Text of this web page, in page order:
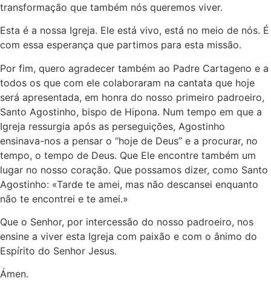
transformação que também nós queremos viver.
Esta é a nossa Igreja. Ele está vivo, está no meio de nós. É
com essa esperança que partimos para esta missão.
Por fim, quero agradecer também ao Padre Cartageno e a
todos os que com ele colaboraram na cantata que hoje
será apresentada, em honra do nosso primeiro padroeiro,
Santo Agostinho, bispo de Hipona. Num tempo em que a
Igreja ressurgia após as perseguições, Agostinho
ensinava-nos a pensar o “hoje de Deus” e a procurar, no
tempo, o tempo de Deus. Que Ele encontre também um
lugar no nosso coração. Que possamos dizer, como Santo
Agostinho: «Tarde te amei, mas não descansei enquanto
não te encontrei e te amei.»
Que o Senhor, por intercessão do nosso padroeiro, nos
ensine a viver esta Igreja com paixão e com o ânimo do
Espírito do Senhor Jesus.
Ámen.